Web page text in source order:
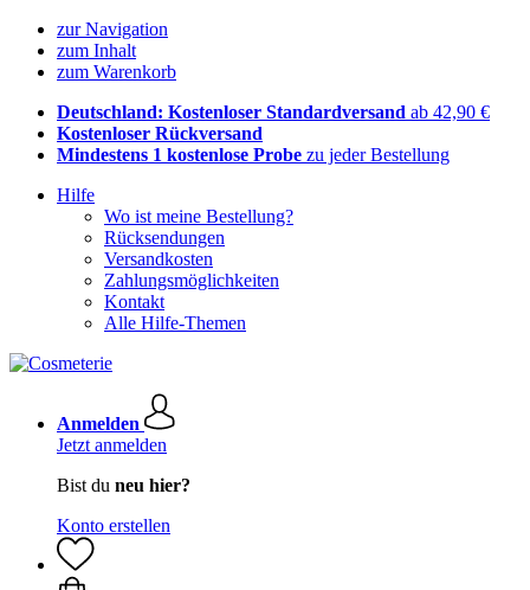
zur Navigation
zum Inhalt
zum Warenkorb
Deutschland: Kostenloser Standardversand ab 42,90 €
Kostenloser Rückversand
Mindestens 1 kostenlose Probe zu jeder Bestellung
Hilfe
Wo ist meine Bestellung?
Rücksendungen
Versandkosten
Zahlungsmöglichkeiten
Kontakt
Alle Hilfe-Themen
Anmelden
Jetzt anmelden
Bist du neu hier?
Konto erstellen